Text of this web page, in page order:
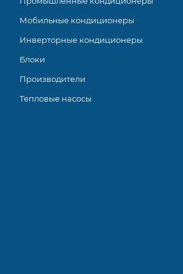
Мобильные кондиционеры
Инверторные кондиционеры
Блоки
Производители
Тепловые насосы